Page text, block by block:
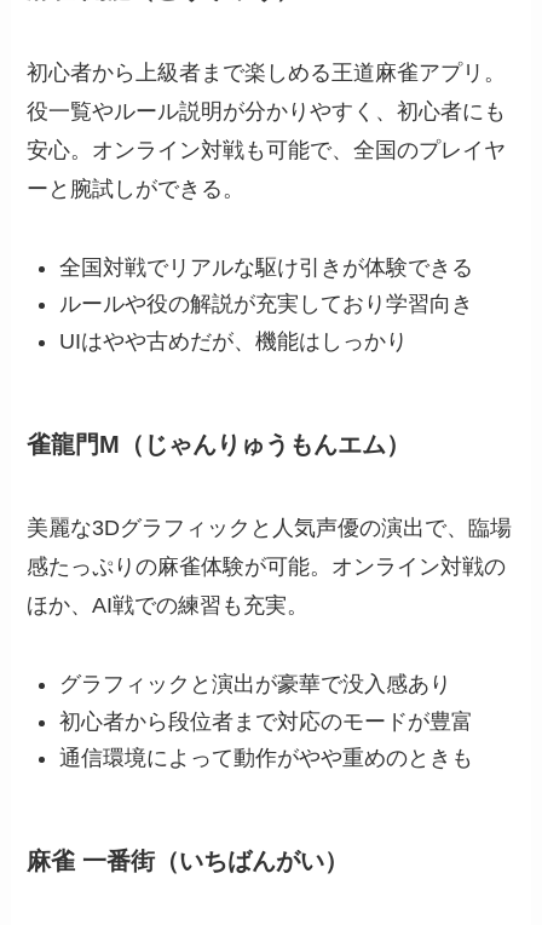
初心者から上級者まで楽しめる王道麻雀アプリ。
役一覧やルール説明が分かりやすく、初心者にも
安心。オンライン対戦も可能で、全国のプレイヤ
ーと腕試しができる。
全国対戦でリアルな駆け引きが体験できる
ルールや役の解説が充実しており学習向き
UIはやや古めだが、機能はしっかり
雀龍門M（じゃんりゅうもんエム）
美麗な3Dグラフィックと人気声優の演出で、臨場
感たっぷりの麻雀体験が可能。オンライン対戦の
ほか、AI戦での練習も充実。
グラフィックと演出が豪華で没入感あり
初心者から段位者まで対応のモードが豊富
通信環境によって動作がやや重めのときも
麻雀 一番街（いちばんがい）